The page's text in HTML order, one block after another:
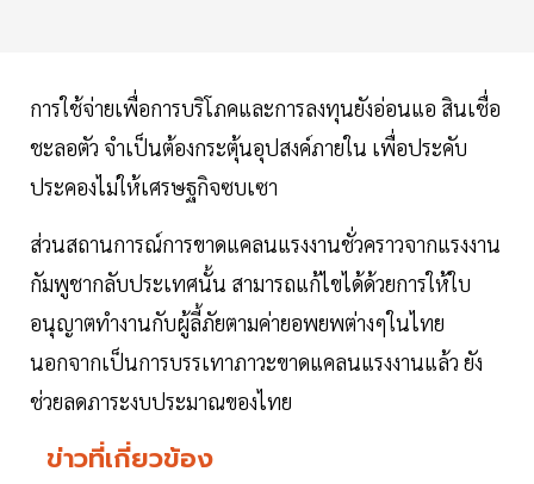
การใช้จ่ายเพื่อการบริโภคและการลงทุนยังอ่อนแอ สินเชื่อ
ชะลอตัว จำเป็นต้องกระตุ้นอุปสงค์ภายใน เพื่อประคับ
ประคองไม่ให้เศรษฐกิจซบเซา
ส่วนสถานการณ์การขาดแคลนแรงงานชั่วคราวจากแรงงาน
กัมพูชากลับประเทศนั้น สามารถแก้ไขได้ด้วยการให้ใบ
อนุญาตทำงานกับผู้ลี้ภัยตามค่ายอพยพต่างๆในไทย
นอกจากเป็นการบรรเทาภาวะขาดแคลนแรงงานแล้ว ยัง
ช่วยลดภาระงบประมาณของไทย
ข่าวที่เกี่ยวข้อง